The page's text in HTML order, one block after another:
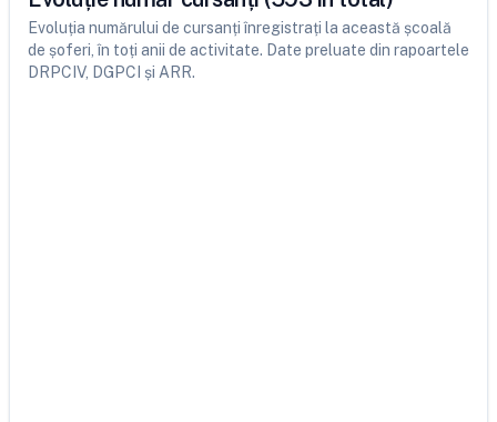
Evoluția numărului de cursanți înregistrați la această școală
de șoferi, în toți anii de activitate. Date preluate din rapoartele
DRPCIV, DGPCI și ARR.